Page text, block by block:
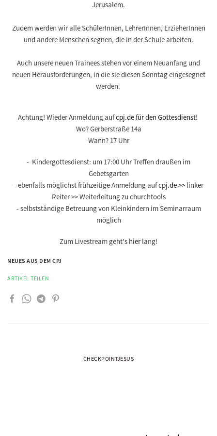
Jerusalem.
Zudem werden wir alle SchülerInnen, LehrerInnen, ErzieherInnen
und andere Menschen segnen, die in der Schule arbeiten.
Auch unsere neuen Trainees stehen vor einem Neuanfang und
neuen Herausforderungen, in die sie diesen Sonntag eingesegnet
werden.
Achtung! Wieder Anmeldung aufcpj.de für den Gottesdienst!
Wo?Gerberstraße 14a
Wann? 17 Uhr
- Kindergottesdienst: um 17:00 UhrTreffen draußen im
Gebetsgarten
- ebenfalls möglichstfrühzeitige Anmeldungaufcpj.de >>linker
Reiter >> Weiterleitung zu churchtools
- selbstständige Betreuung von Kleinkindern im Seminarraum
möglich
Zum Livestream geht's hierlang!
NEUES AUS DEM CPJ
ARTIKEL TEILEN
CHECKPOINTJESUS